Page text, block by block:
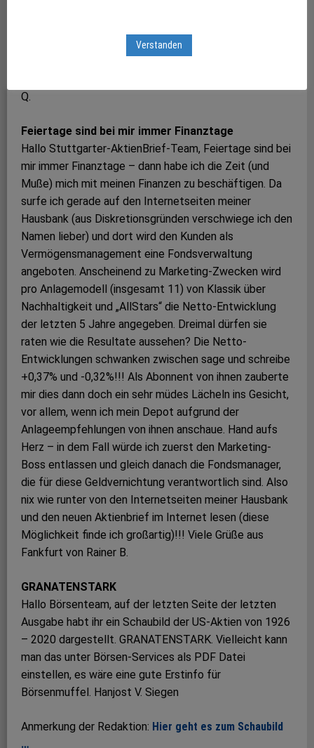
eingerichtet und daran kann man lernen und wachsen.
Q.
Feiertage sind bei mir immer Finanztage
Hallo Stuttgarter-AktienBrief-Team, Feiertage sind bei
mir immer Finanztage – dann habe ich die Zeit (und
Muße) mich mit meinen Finanzen zu beschäftigen. Da
surfe ich gerade auf den Internetseiten meiner
Hausbank (aus Diskretionsgründen verschwiege ich den
Namen lieber) und dort wird den Kunden als
Vermögensmanagement eine Fondsverwaltung
angeboten. Anscheinend zu Marketing-Zwecken wird
pro Anlagemodell (insgesamt 11) von Klassik über
Nachhaltigkeit und „AllStars“ die Netto-Entwicklung
der letzten 5 Jahre angegeben. Dreimal dürfen sie
raten wie die Resultate aussehen? Die Netto-
Entwicklungen schwanken zwischen sage und schreibe
+0,37% und -0,32%!!! Als Abonnent von ihnen zauberte
mir dies dann doch ein sehr müdes Lächeln ins Gesicht,
vor allem, wenn ich mein Depot aufgrund der
Anlageempfehlungen von ihnen anschaue. Hand aufs
Herz – in dem Fall würde ich zuerst den Marketing-
Boss entlassen und gleich danach die Fondsmanager,
die für diese Geldvernichtung verantwortlich sind. Also
nix wie runter von den Internetseiten meiner Hausbank
und den neuen Aktienbrief im Internet lesen (diese
Möglichkeit finde ich großartig)!!! Viele Grüße aus
Fankfurt von Rainer B.
GRANATENSTARK
Hallo Börsenteam, auf der letzten Seite der letzten
Ausgabe habt ihr ein Schaubild der US-Aktien von 1926
– 2020 dargestellt. GRANATENSTARK. Vielleicht kann
man das unter Börsen-Services als PDF Datei
einstellen, es wäre eine gute Erstinfo für
Börsenmuffel. Hanjost V. Siegen
Anmerkung der Redaktion: Hier geht es zum Schaubild
…
Verstanden